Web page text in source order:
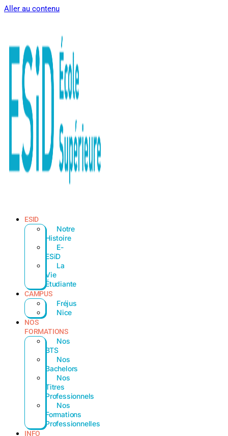
Aller au contenu
ESID
Notre
Histoire
E-
ESiD
La
Vie
Étudiante
CAMPUS
Fréjus
Nice
NOS
FORMATIONS
Nos
BTS
Nos
Bachelors
Nos
Titres
Professionnels
Nos
Formations
Professionnelles
INFO